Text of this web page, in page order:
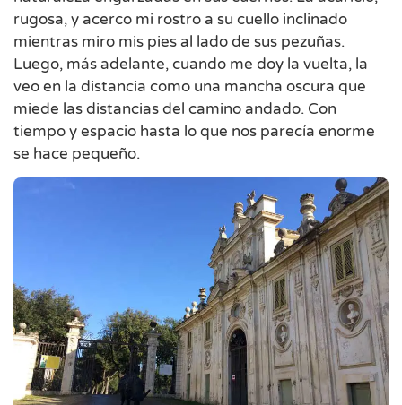
rugosa, y acerco mi rostro a su cuello inclinado
mientras miro mis pies al lado de sus pezuñas.
Luego, más adelante, cuando me doy la vuelta, la
veo en la distancia como una mancha oscura que
miede las distancias del camino andado. Con
tiempo y espacio hasta lo que nos parecía enorme
se hace pequeño.